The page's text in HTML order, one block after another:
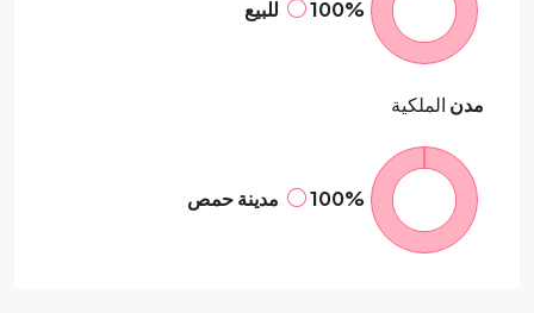
100% للبيع
مدن الملكية
100% مدينة حمص